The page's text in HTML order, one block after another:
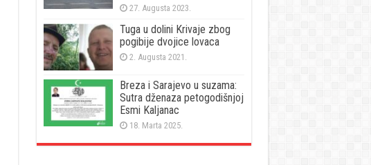
27. Augusta 2023.
Tuga u dolini Krivaje zbog
pogibije dvojice lovaca
2. Augusta 2021.
Breza i Sarajevo u suzama:
Sutra dženaza petogodišnjoj
Esmi Kaljanac
18. Marta 2025.